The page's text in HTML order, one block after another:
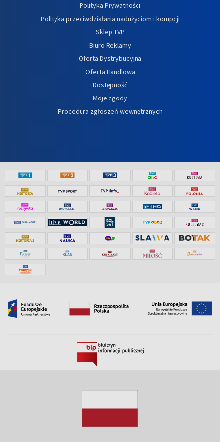
Polityka Prywatności
Polityka przeciwdziałania nadużyciom i korupcji
Sklep TVP
Biuro Reklamy
Oferta Dystrybucyjna
Oferta Handlowa
Dostępność
Moje zgody
Procedura zgłoszeń wewnętrznych